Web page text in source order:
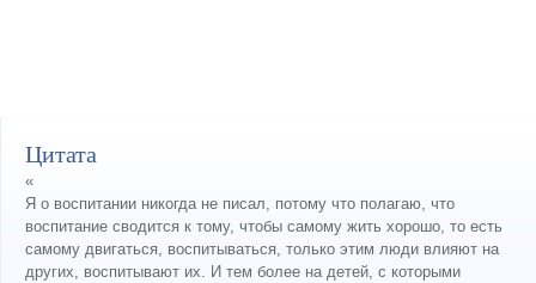
Цитата
«
Я о воспитании никогда не писал, потому что полагаю, что
воспитание сводится к тому, чтобы самому жить хорошо, то есть
самому двигаться, воспитываться, только этим люди влияют на
других, воспитывают их. И тем более на детей, с которыми